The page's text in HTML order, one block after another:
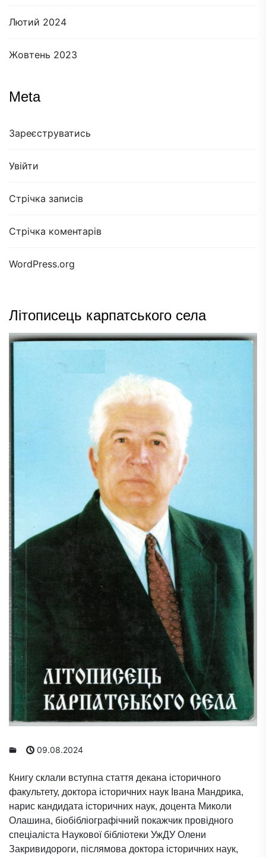
Лютий 2024
Жовтень 2023
Meta
Зареєструватись
Увійти
Стрічка записів
Стрічка коментарів
WordPress.org
Літописець карпатського села
09.08.2024
Книгу склали вступна стаття декана історичного
факультету, доктора історичних наук Івана Мандрика,
нарис кандидата історичних наук, доцента Миколи
Олашина, біобібліографічний покажчик провідного
спеціаліста Наукової бібліотеки УжДУ Олени
Закривидороги, післямова доктора історичних наук,